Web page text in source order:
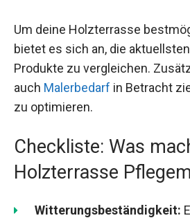
Um deine Holzterrasse
bietet es sich an, die aktuellsten
Produkte zu vergleichen.
auch Malerbedarf in Betracht
zu optimieren.
Checkliste: Was
Holzterrasse
Witterungsbeständigkeit: